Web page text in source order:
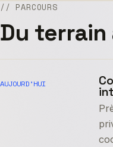
// PARCOURS
Du
AUJOURD’HUI